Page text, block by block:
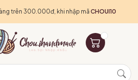
trên 300.000đ, khi nhập mã CHOUI10